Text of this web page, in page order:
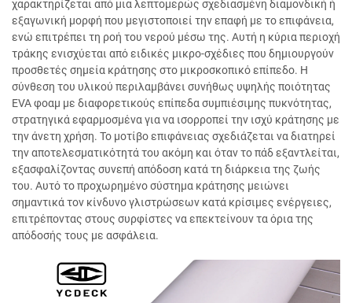
χαρακτηρίζεται από μια λεπτομερώς σχεδιασμένη διαμονδική ή
εξαγωνική μορφή που μεγιστοποιεί την επαφή με το επιφάνεια,
ενώ επιτρέπει τη ροή του νερού μέσω της. Αυτή η κύρια περιοχή
τράκης ενισχύεται από ειδικές μικρο-σχέδιες που δημιουργούν
προσθετές σημεία κράτησης στο μικροσκοπικό επίπεδο. Η
σύνθεση του υλικού περιλαμβάνει συνήθως υψηλής ποιότητας
EVA φοαμ με διαφορετικούς επίπεδα συμπιέσιμης πυκνότητας,
στρατηγικά εφαρμοσμένα για να ισορροπεί την ισχύ κράτησης με
την άνετη χρήση. Το μοτίβο επιφάνειας σχεδιάζεται να διατηρεί
την αποτελεσματικότητά του ακόμη και όταν το πάδ εξαντλείται,
εξασφαλίζοντας συνεπή απόδοση κατά τη διάρκεια της ζωής
του. Αυτό το προχωρημένο σύστημα κράτησης μειώνει
σημαντικά τον κίνδυνο γλιστρώσεων κατά κρίσιμες ενέργειες,
επιτρέποντας στους συρφίστες να επεκτείνουν τα όρια της
απόδοσής τους με ασφάλεια.